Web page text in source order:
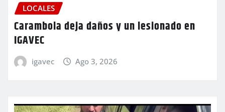
LOCALES
Carambola deja daños y un lesionado en
IGAVEC
igavec Ago 3, 2026